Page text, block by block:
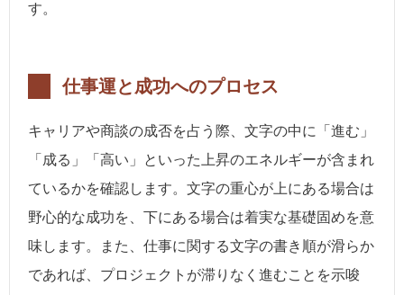
す。
仕事運と成功へのプロセス
キャリアや商談の成否を占う際、文字の中に「進む」
「成る」「高い」といった上昇のエネルギーが含まれ
ているかを確認します。文字の重心が上にある場合は
野心的な成功を、下にある場合は着実な基礎固めを意
味します。また、仕事に関する文字の書き順が滑らか
であれば、プロジェクトが滞りなく進むことを示唆